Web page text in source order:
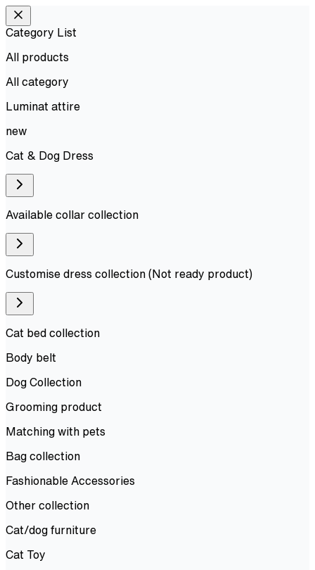
Category List
All products
All category
Luminat attire
new
Cat & Dog Dress
Available collar collection
Customise dress collection (Not ready product)
Cat bed collection
Body belt
Dog Collection
Grooming product
Matching with pets
Bag collection
Fashionable Accessories
Other collection
Cat/dog furniture
Cat Toy